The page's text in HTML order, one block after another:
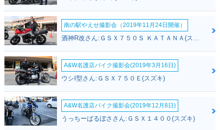
南の駅やえせ撮影会（2019年11月24日開催）
A&W名護店バイク撮影会(2019年3月16日)
ウシI型さん:ＧＳＸ７５０Ｅ(スズキ)
A&W名護店バイク撮影会(2019年12月8日)
うっちーばるぼささん:ＧＳＸ１４００(スズキ)